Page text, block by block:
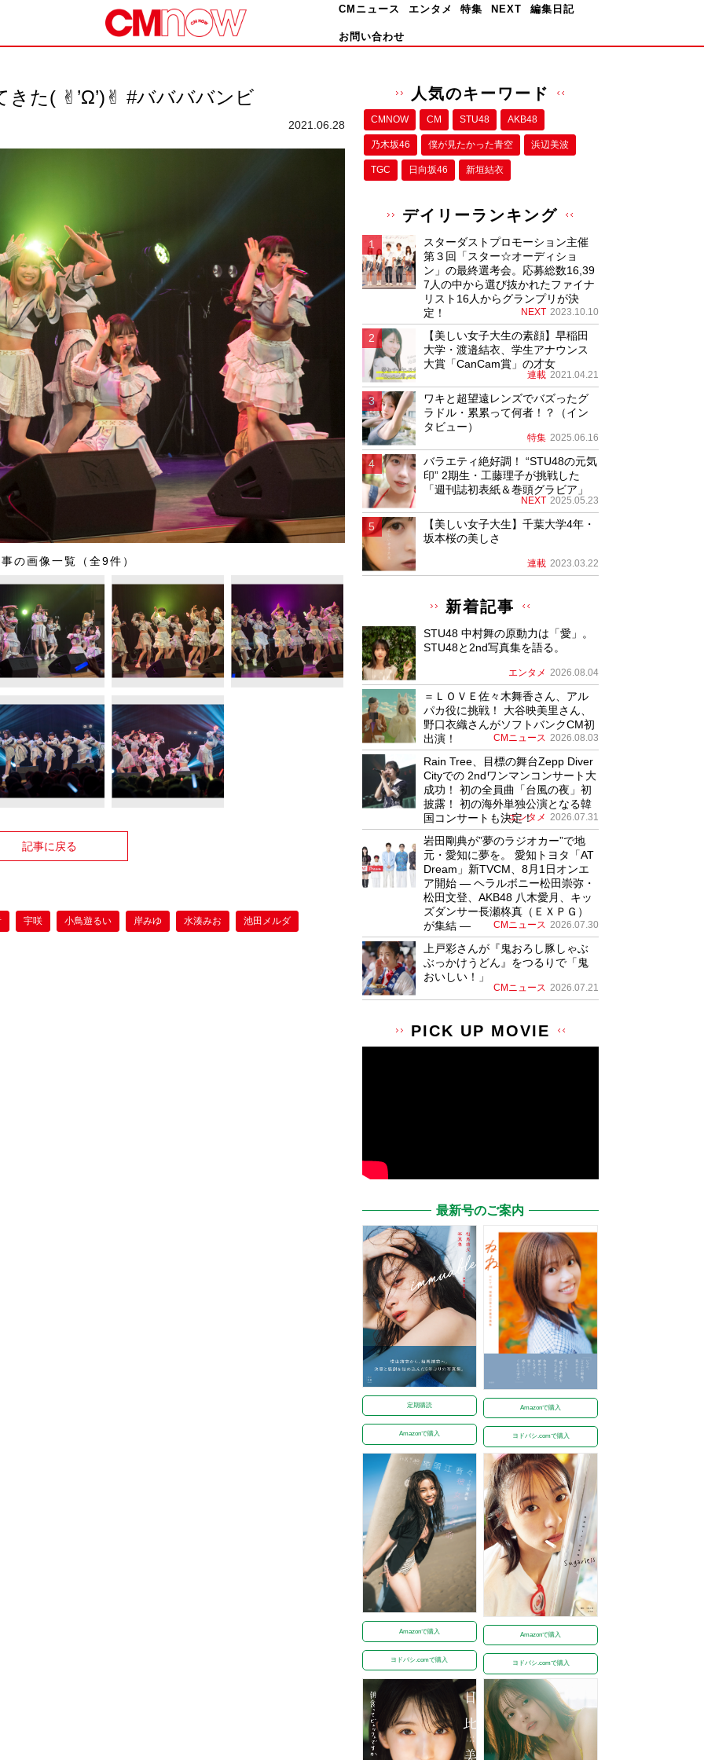
CMニュース エンタメ 特集 NEXT 編集日記
お問い合わせ
きた( ✌︎’Ω’)✌︎ #ババババンビ
2021.06.28
の画像一覧（全9件）
記事に戻る
宇咲 小鳥遊るい 岸みゆ 水湊みお 池田メルダ
人気のキーワード
CMNOW CM STU48 AKB48
乃木坂46 僕が⾒たかった⻘空 浜辺美波
TGC 日向坂46 新垣結衣
デイリーランキング
スターダストプロモーション主催
第３回「スター☆オーディショ
ン」の最終選考会。応募総数16,39
7人の中から選び抜かれたファイナ
リスト16人からグランプリが決
定！
NEXT 2023.10.10
【美しい女子大生の素顔】早稲田
大学・渡邉結衣、学生アナウンス
大賞「CanCam賞」の才女
連載 2021.04.21
ワキと超望遠レンズでバズったグ
ラドル・累累って何者！？（イン
タビュー）
特集 2025.06.16
バラエティ絶好調！ “STU48の元気
印” 2期生・工藤理子が挑戦した
「週刊誌初表紙＆巻頭グラビア」
NEXT 2025.05.23
【美しい女子大生】千葉大学4年・
坂本桜の美しさ
連載 2023.03.22
新着記事
STU48 中村舞の原動力は「愛」。
STU48と2nd写真集を語る。
エンタメ 2026.08.04
＝ＬＯＶＥ佐々木舞香さん、アル
パカ役に挑戦！ 大谷映美里さん、
野口衣織さんがソフトバンクCM初
出演！
CMニュース 2026.08.03
Rain Tree、目標の舞台Zepp Diver
Cityでの 2ndワンマンコンサート大
成功！ 初の全員曲「台風の夜」初
披露！ 初の海外単独公演となる韓
国コンサートも決定！
エンタメ 2026.07.31
岩田剛典が”夢のラジオカー”で地
元・愛知に夢を。 愛知トヨタ「AT
Dream」新TVCM、8月1日オンエ
ア開始 ― ヘラルボニー松田崇弥・
松田文登、AKB48 八木愛月、キッ
ズダンサー長瀬柊真（ＥＸＰＧ）
が集結 ―
CMニュース 2026.07.30
上戸彩さんが『鬼おろし豚しゃぶ
ぶっかけうどん』をつるりで「鬼
おいしい！」
CMニュース 2026.07.21
PICK UP MOVIE
最新号のご案内
定期購読
Amazonで購入
Amazonで購入
ヨドバシ.comで購入
Amazonで購入
ヨドバシ.comで購入
Amazonで購入
ヨドバシ.comで購入